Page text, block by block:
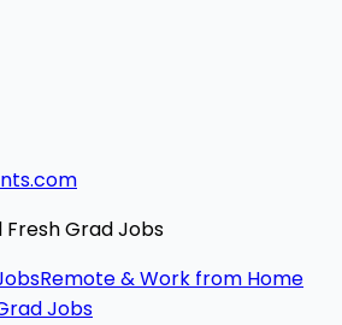
Fresh Grad Jobs
Remote & Work from Home
Jobs